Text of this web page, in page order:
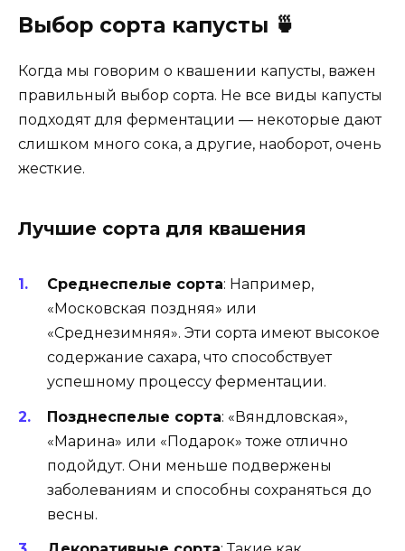
Выбор сорта капусты 🍵
Когда мы говорим о квашении капусты, важен
правильный выбор сорта. Не все виды капусты
подходят для ферментации — некоторые дают
слишком много сока, а другие, наоборот, очень
жесткие.
Лучшие сорта для квашения
Среднеспелые сорта: Например,
«Московская поздняя» или
«Среднезимняя». Эти сорта имеют высокое
содержание сахара, что способствует
успешному процессу ферментации.
Позднеспелые сорта: «Вяндловская»,
«Марина» или «Подарок» тоже отлично
подойдут. Они меньше подвержены
заболеваниям и способны сохраняться до
весны.